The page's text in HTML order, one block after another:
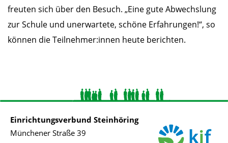
freuten sich über den Besuch. „Eine gute Abwechslung
zur Schule und unerwartete, schöne Erfahrungen!“, so
können die Teilnehmer:innen heute berichten.
Einrichtungsverbund Steinhöring
Münchener Straße 39